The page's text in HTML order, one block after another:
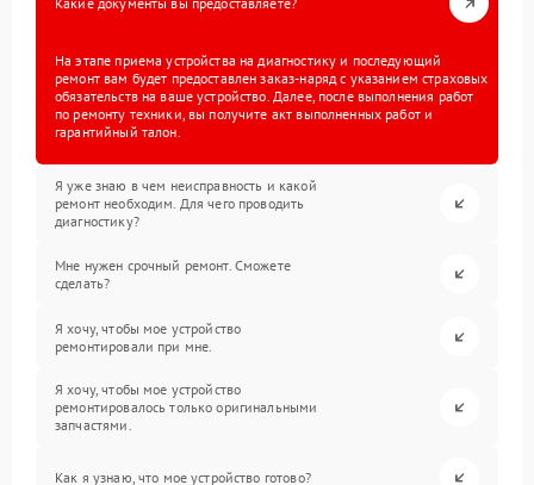
На этапе приема устройства на диагностику и последующий
ремонт вам будет предоставлен заказ-наряд с указанием страховых
обязательств на ваше устройство. Далее, после выполнения работ
по ремонту техники, вы получите акт выполненных работ и
гарантийный талон.
Я уже знаю в чем неисправность и какой
ремонт необходим. Для чего проводить
диагностику?
Мне нужен срочный ремонт. Сможете
сделать?
Я хочу, чтобы мое устройство
ремонтировали при мне.
Я хочу, чтобы мое устройство
ремонтировалось только оригинальными
запчастями.
Как я узнаю, что мое устройство готово?